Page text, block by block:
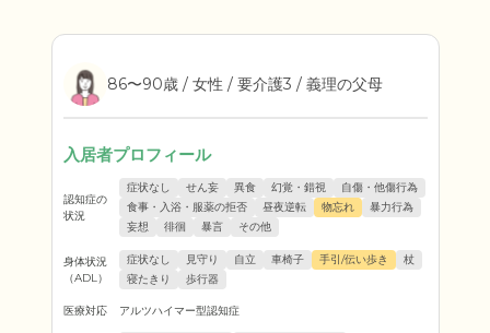
86〜90歳 / 女性 / 要介護3 / 義理の父母
入居者プロフィール
認知症の
状況
症状なし せん妄 異食 幻覚・錯視
自傷・他傷行為
食事・入浴・服薬の拒否
昼夜逆転 物忘れ
暴力行為
妄想
徘徊 暴言 その他
身体状況
（ADL）
症状なし 見守り 自立 車椅子 手引/伝い歩き
杖
寝たきり
歩行器
医療対応 アルツハイマー型認知症